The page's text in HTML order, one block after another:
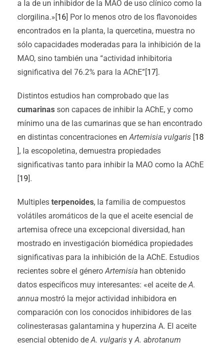
a la de un inhibidor de la MAO de uso clínico como la
clorgilina.»[16] Por lo menos otro de los flavonoides
encontrados en la planta, la quercetina, muestra no
sólo capacidades moderadas para la inhibición de la
MAO, sino también una “actividad inhibitoria
significativa del 76.2% para la AChE”[17].
Distintos estudios han comprobado que las
cumarinas son capaces de inhibir la AChE, y como
mínimo una de las cumarinas que se han encontrado
en distintas concentraciones enArtemisia vulgaris [18
], la escopoletina, demuestra propiedades
significativas tanto para inhibir la MAO como la AChE
[19].
Multiples terpenoides, la familia de compuestos
volátiles aromáticos de la que el aceite esencial de
artemisa ofrece una excepcional diversidad, han
mostrado en investigación biomédica propiedades
significativas para la inhibición de la AChE. Estudios
recientes sobre el géneroArtemisia han obtenido
datos específicos muy interesantes: «el aceite deA.
annua mostró la mejor actividad inhibidora en
comparación con los conocidos inhibidores de las
colinesterasas galantamina y huperzina A. El aceite
esencial obtenido deA. vulgaris yA. abrotanum